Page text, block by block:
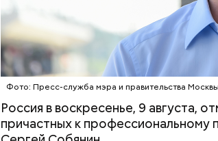
Фото: Пресс-служба мэра и правительства
Россия в воскресенье, 9 августа,
причастных к профессиональному